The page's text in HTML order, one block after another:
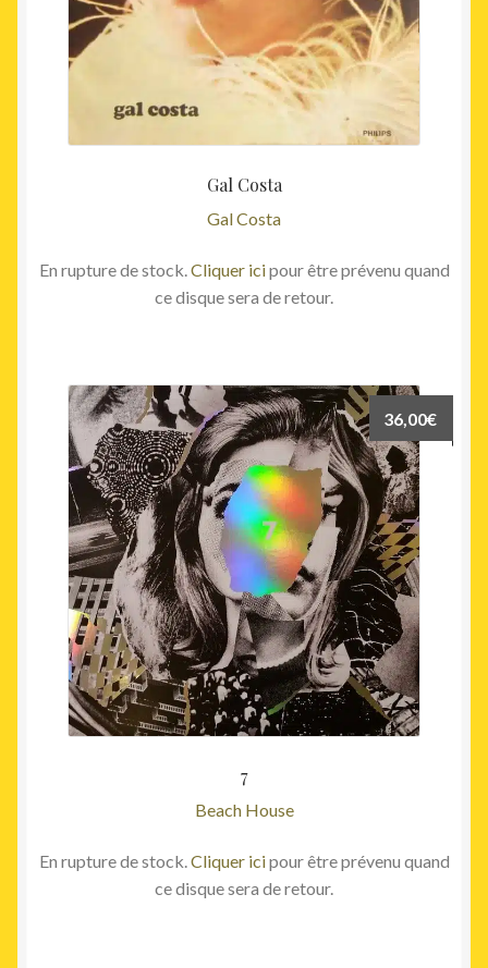
Gal Costa
Gal Costa
En rupture de stock.Cliquer icipour être prévenu quand
ce disque sera de retour.
7
Beach House
36,00€
En rupture de stock.Cliquer icipour être prévenu quand
ce disque sera de retour.